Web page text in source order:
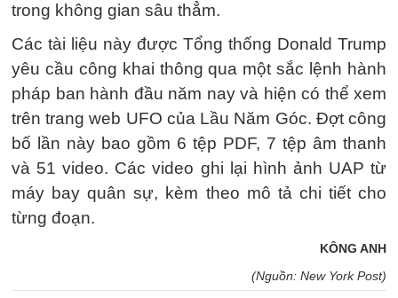
trong không gian sâu thẳm.
Các tài liệu này được Tổng thống Donald Trump
yêu cầu công khai thông qua một sắc lệnh hành
pháp ban hành đầu năm nay và hiện có thể xem
trên trang web UFO của Lầu Năm Góc. Đợt công
bố lần này bao gồm 6 tệp PDF, 7 tệp âm thanh
và 51 video. Các video ghi lại hình ảnh UAP từ
máy bay quân sự, kèm theo mô tả chi tiết cho
từng đoạn.
KÔNG ANH
(Nguồn: New York Post)